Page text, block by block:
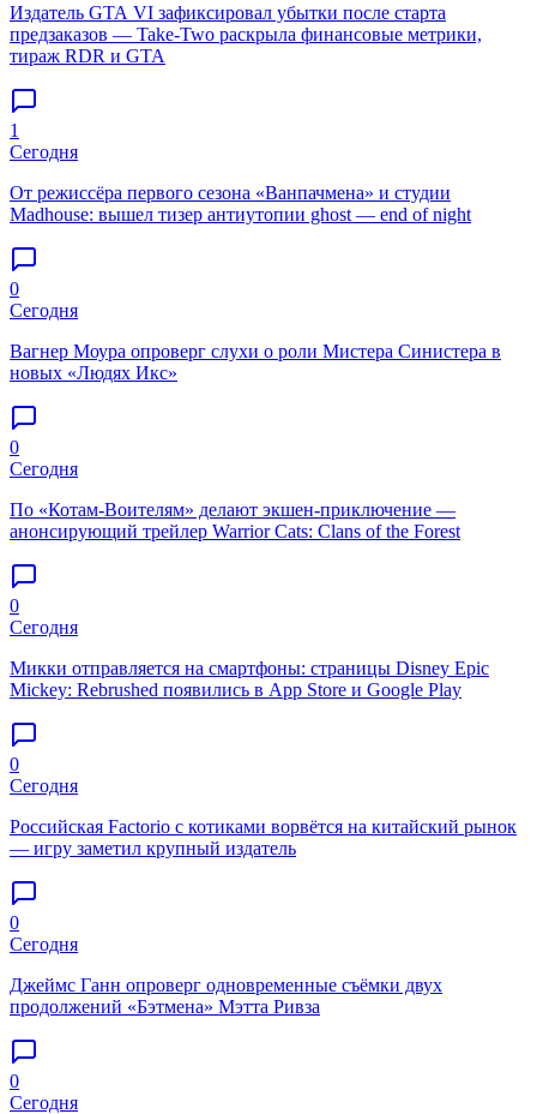
Издатель GTA VI зафиксировал убытки после старта
предзаказов — Take-Two раскрыла финансовые метрики,
тираж RDR и GTA
1
Сегодня
От режиссёра первого сезона «Ванпачмена» и студии
Madhouse: вышел тизер антиутопии ghost — end of night
0
Сегодня
Вагнер Моура опроверг слухи о роли Мистера Синистера в
новых «Людях Икс»
0
Сегодня
По «Котам-Воителям» делают экшен-приключение —
анонсирующий трейлер Warrior Cats: Clans of the Forest
0
Сегодня
Микки отправляется на смартфоны: страницы Disney Epic
Mickey: Rebrushed появились в App Store и Google Play
0
Сегодня
Российская Factorio с котиками ворвётся на китайский рынок
— игру заметил крупный издатель
0
Сегодня
Джеймс Ганн опроверг одновременные съёмки двух
продолжений «Бэтмена» Мэтта Ривза
0
Сегодня